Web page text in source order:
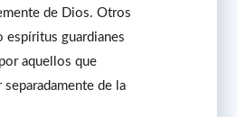
de Dios. Otros
espíritus guardianes
aquellos que
separadamente de la